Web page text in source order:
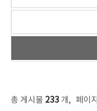
총 게시물 233개, 페이지